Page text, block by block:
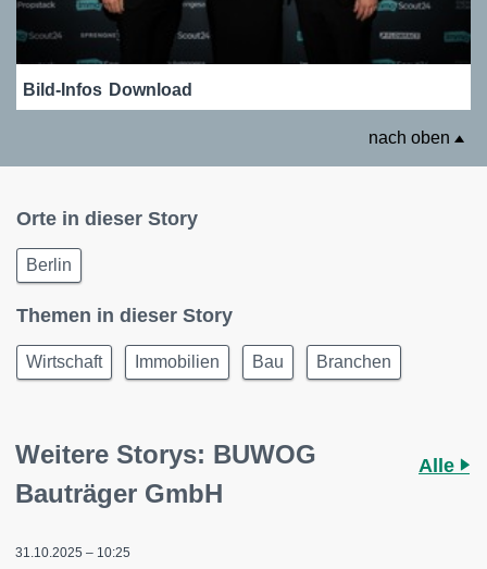
Bild-Infos Download
nach oben
Orte in dieser Story
Berlin
Themen in dieser Story
Wirtschaft Immobilien Bau Branchen
Weitere Storys: BUWOG
Bauträger GmbH
Alle
31.10.2025 – 10:25